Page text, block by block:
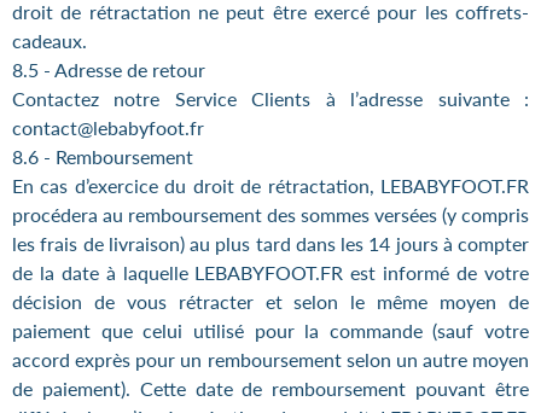
droit de rétractation ne peut être exercé pour les coffrets-
cadeaux.
8.5 - Adresse de retour
Contactez notre Service Clients à l’adresse suivante :
contact@lebabyfoot.fr
8.6 - Remboursement
En cas d’exercice du droit de rétractation, LEBABYFOOT.FR
procédera au remboursement des sommes versées (y compris
les frais de livraison) au plus tard dans les 14 jours à compter
de la date à laquelle LEBABYFOOT.FR est informé de votre
décision de vous rétracter et selon le même moyen de
paiement que celui utilisé pour la commande (sauf votre
accord exprès pour un remboursement selon un autre moyen
de paiement). Cette date de remboursement pouvant être